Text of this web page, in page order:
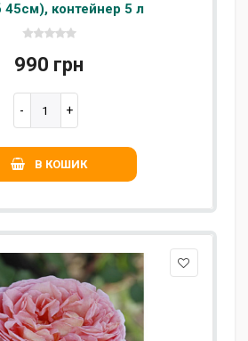
контейнер 5 л
990 грн
В КОШИК